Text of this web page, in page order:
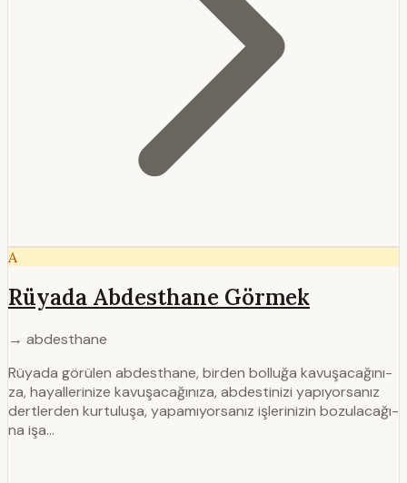
A
Rüyada Abdesthane Görmek
→ abdesthane
Rüyada görülen abdesthane, birden bolluğa kavuşacağını­
za, hayallerinize kavuşacağınıza, abdestinizi yapıyorsanız
dertlerden kurtuluşa, yapamıyorsanız işlerinizin bozulacağı­
na işa…